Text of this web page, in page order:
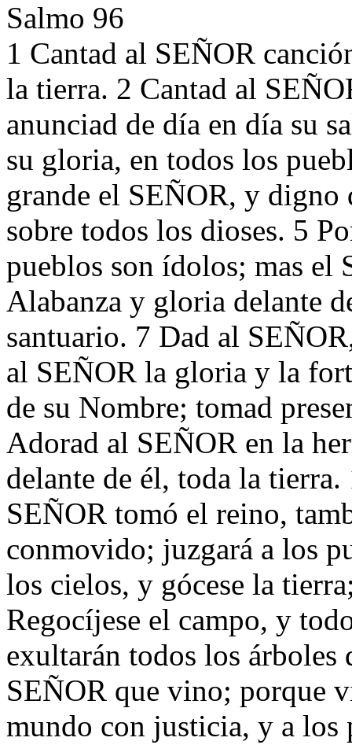
Salmo 96
1 Cantad al SEÑOR
la tierra. 2 Cantad al
anunciad de día en día su
su gloria, en todos los
grande el SEÑOR, y digno
sobre todos los dioses. 5
pueblos son ídolos; mas el
Alabanza y gloria delante
santuario. 7 Dad al
al SEÑOR la gloria y la
de su Nombre; tomad
Adorad al SEÑOR en la
delante de él, toda la
SEÑOR tomó el reino,
conmovido; juzgará a los
los cielos, y gócese la
Regocíjese el campo, y
exultarán todos los árboles
SEÑOR que vino; porque
mundo con justicia, y a los